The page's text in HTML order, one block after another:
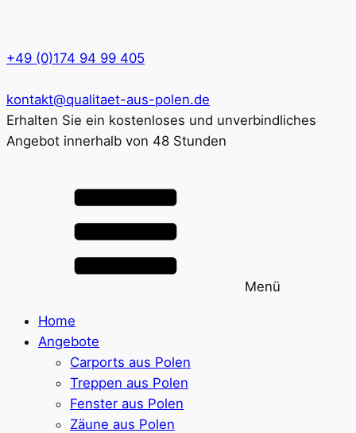
+49 (0)174 94 99 405
kontakt@qualitaet-aus-polen.de
Erhalten Sie ein kostenloses und unverbindliches
Angebot innerhalb von 48 Stunden
Menü
Home
Angebote
Carports aus Polen
Treppen aus Polen
Fenster aus Polen
Zäune aus Polen